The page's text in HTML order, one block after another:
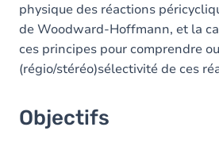
physique des réactions
de Woodward-Hoffmann, et la
ces principes pour comprendre
(régio/stéréo)sélectivité de ces
Objectifs